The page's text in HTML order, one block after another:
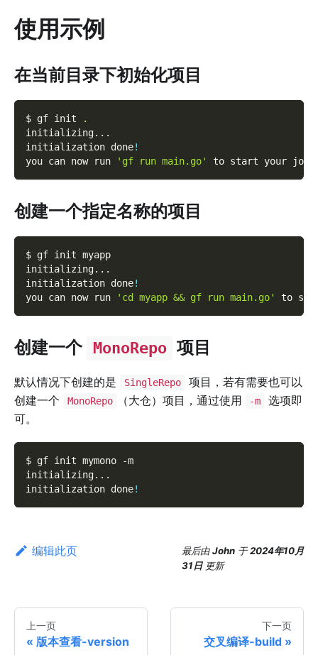
使用示例
在当前目录下初始化项目
$ gf init
.
initializing.. .
initialization done!
you can now run
'gf run main.go' to start your
创建一个指定名称的项目
$ gf init myapp
initializing.. .
initialization done!
you can now run
'cd myapp && gf run main.go' to
创建一个 MonoRepo 项目
默认情况下创建的是 SingleRepo
项目，若有需要也可以
创建一个
MonoRepo （大仓）项目，通过使用 -m
选项即
可。
$ gf init mymono
-m
initializing.. .
initialization done!
编辑此页 最后由John 于2024年10月
31日 更新
上一页
版本查看-version
下一页
交叉编译-build